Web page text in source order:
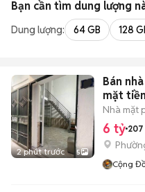
Bạn cần tìm dung lượng
Dung lượng: 64 GB 128
2 phút trước 5
Bán
mặt
Nhà mặt
6 tỷ 207
Cộng